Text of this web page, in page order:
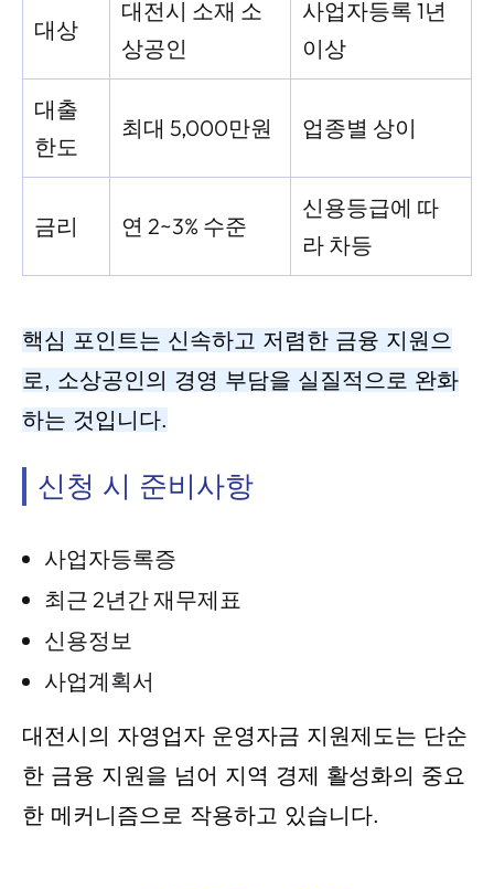
대상
대전시 소재 소
상공인
사업자등록 1년
이상
대출
한도
최대 5,000만원 업종별 상이
금리 연 2~3% 수준
신용등급에 따
라 차등
핵심 포인트는 신속하고 저렴한 금융 지원으
로, 소상공인의 경영 부담을 실질적으로 완화
하는 것입니다.
신청 시 준비사항
사업자등록증
최근 2년간 재무제표
신용정보
사업계획서
대전시의 자영업자 운영자금 지원제도는 단순
한 금융 지원을 넘어 지역 경제 활성화의 중요
한 메커니즘으로 작용하고 있습니다.